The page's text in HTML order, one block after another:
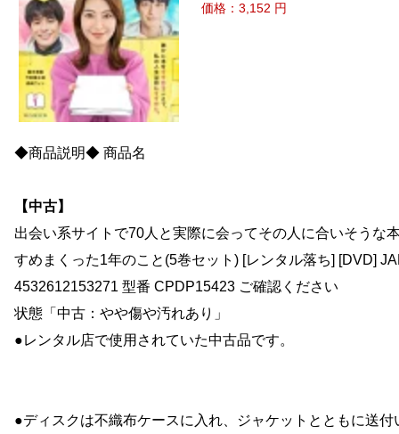
価格：3,152 円
◆商品説明◆ 商品名
【中古】
出会い系サイトで70人と実際に会ってその人に合いそうな
すめまくった1年のこと(5巻セット) [レンタル落ち] [DVD]
4532612153271 型番 CPDP15423 ご確認ください
状態「中古：やや傷や汚れあり」
●レンタル店で使用されていた中古品です。
●ディスクは不織布ケースに入れ、ジャケットとともに送付